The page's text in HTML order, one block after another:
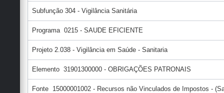
Subfunção 304 - Vigilância Sanitária
Programa 0215 - SAUDE EFICIENTE
Projeto 2.038 - Vigilância em Saúde - Sanitaria
Elemento 31901300000 - OBRIGAÇÕES PATRONAIS
Fonte 15000001002 - Recursos não Vinculados de Impostos -